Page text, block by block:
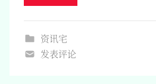
资讯宅
发表评论